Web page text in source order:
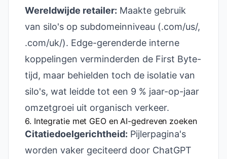
Wereldwijde retailer: Maakte gebruik
van silo's op subdomeinniveau (.com/us/,
.com/uk/). Edge-gerenderde interne
koppelingen verminderden de First Byte-
tijd, maar behielden toch de isolatie van
silo's, wat leidde tot een 9 % jaar-op-jaar
omzetgroei uit organisch verkeer.
6. Integratie met GEO en AI-gedreven zoeken
Citatiedoelgerichtheid: Pijlerpagina's
worden vaker geciteerd door ChatGPT